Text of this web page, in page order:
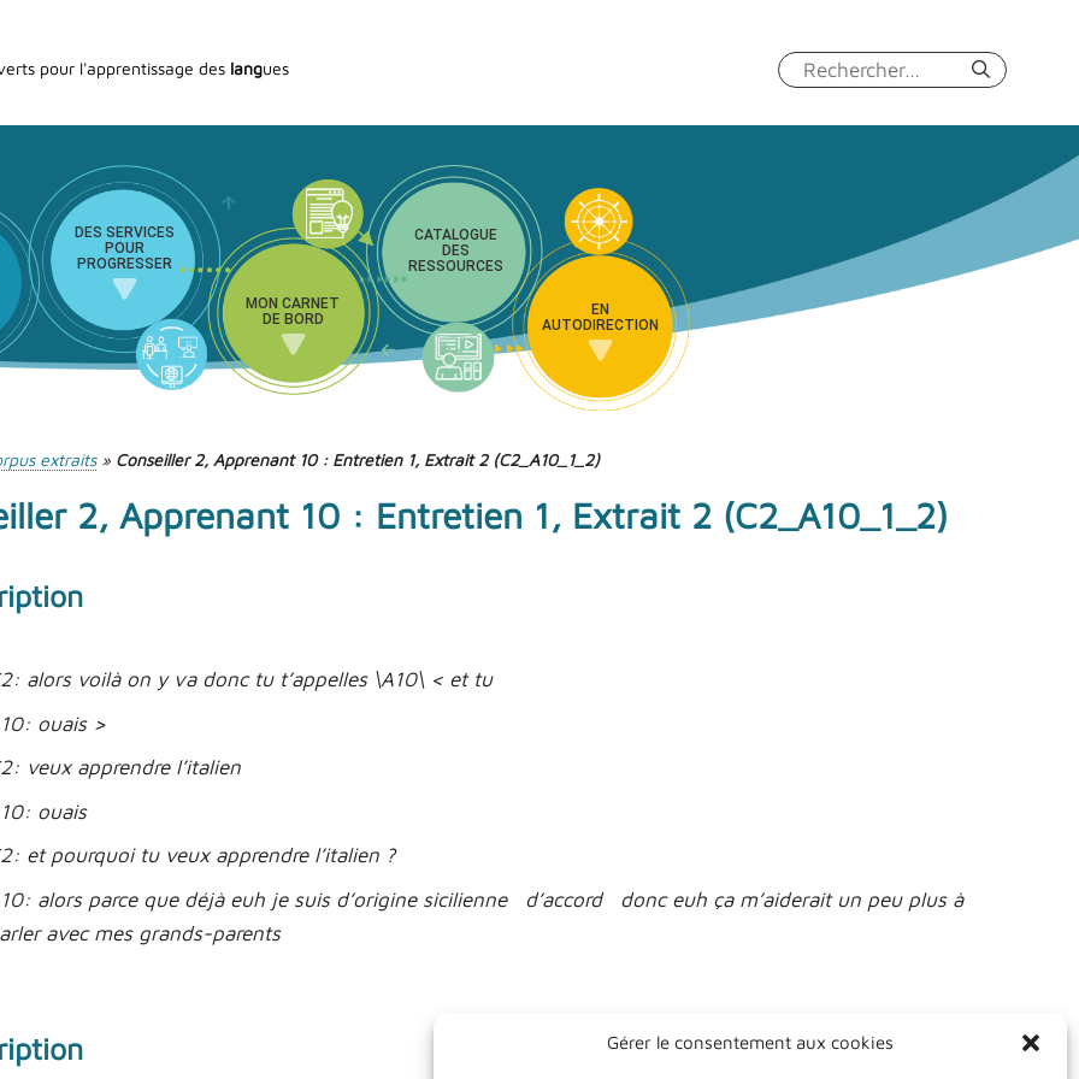
Gérer le consentement aux cookies
pour l'apprentissage des langues Rechercher :
DES SERVICES
POUR
PROGRESSER
MON CARNET
DE BORD
CATALOGUE
DES
RESSOURCES
EN
AUTODIRECTION
extraits» Conseiller 2, Apprenant 10 : Entretien 1, Extrait 2 (C2_A10_1_2)
2, Apprenant 10 : Entretien 1, Extrait 2 (C2_A10_1_2)
alors voilà on y va donc tu t’appelles \A10\ < et tu
ouais >
veux apprendre l’italien
ouais
et pourquoi tu veux apprendre l’italien ?
alors parce que déjà euh je suis d’origine sicilienne d’accord donc euh ça m’aiderait un peu plus à
avec mes grands-parents